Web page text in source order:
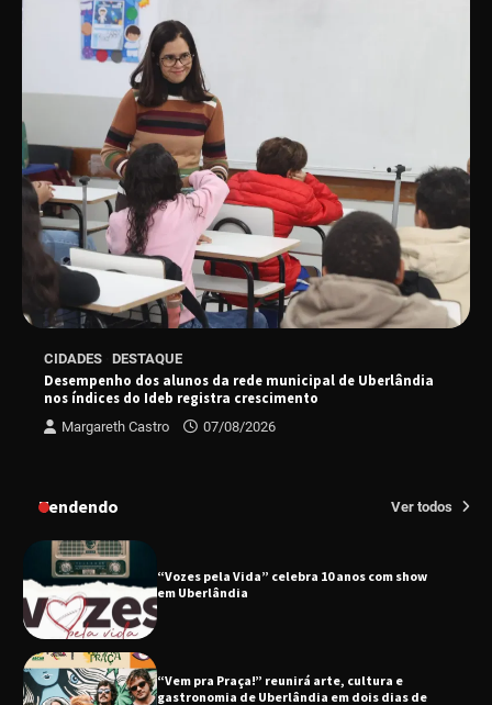
CIDADES DESTAQUE
Desempenho dos alunos da rede municipal de Uberlândia
nos índices do Ideb registra crescimento
Margareth Castro 07/08/2026
Tendendo Ver todos
“Tom na Fazenda” retorna à Uberlândia após
sucesso absoluto em 2025
Senac em Uberlândia oferece curso gratuito
de Tricologia e Terapia Capilar
Uberlândia recebe em agosto turnê de 30 anos
do Grupo Soweto
EMCANTAR estreia espetáculo de lançamento
do novo álbum Abraço no Planeta
“Vozes pela Vida” celebra 10 anos com show
em Uberlândia
“Vem pra Praça!” reunirá arte, cultura e
gastronomia de Uberlândia em dois dias de